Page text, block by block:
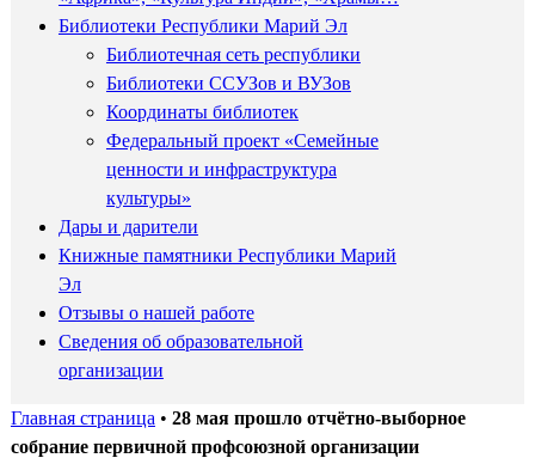
Библиотеки Республики Марий Эл
Библиотечная сеть республики
Библиотеки ССУЗов и ВУЗов
Координаты библиотек
Федеральный проект «Семейные
ценности и инфраструктура
культуры»
Дары и дарители
Книжные памятники Республики Марий
Эл
Отзывы о нашей работе
Сведения об образовательной
организации
Главная страница • 28 мая прошло отчётно-выборное
собрание первичной профсоюзной организации